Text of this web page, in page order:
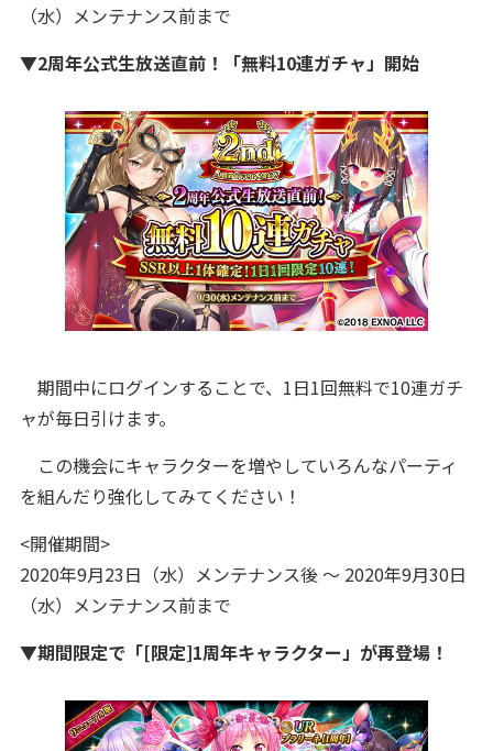
（水）メンテナンス前まで
▼2周年公式生放送直前！「無料10連ガチャ」開始
期間中にログインすることで、1日1回無料で10連ガチ
ャが毎日引けます。
この機会にキャラクターを増やしていろんなパーティ
を組んだり強化してみてください！
<開催期間>
2020年9月23日（水）メンテナンス後 ～ 2020年9月30日
（水）メンテナンス前まで
▼期間限定で「[限定]1周年キャラクター」が再登場！